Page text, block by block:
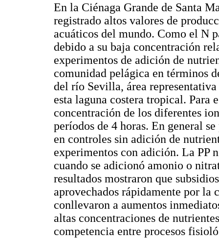
En la Ciénaga Grande de Santa
registrado altos valores de
acuáticos del mundo. Como el N
debido a su baja concentración
experimentos de adición de
comunidad pelágica en términos
del río Sevilla, área
esta laguna costera tropical. Para
concentración de los diferentes
períodos de 4 horas. En general
en controles sin adición de
experimentos con adición. La PP
cuando se adicionó amonio o
resultados mostraron que
aprovechados rápidamente por la
conllevaron a aumentos
altas concentraciones de
competencia entre procesos